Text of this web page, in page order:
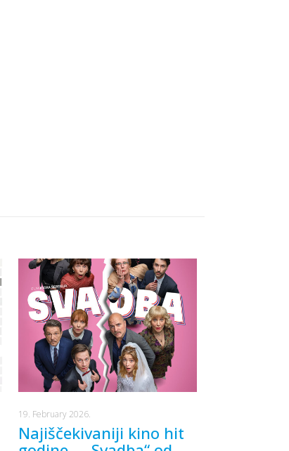
19. February 2026.
Najiščekivaniji kino hit